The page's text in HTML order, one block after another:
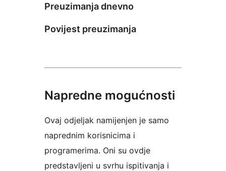
Preuzimanja dnevno
Povijest preuzimanja
Napredne mogućnosti
Ovaj odjeljak namijenjen je samo
naprednim korisnicima i
programerima. Oni su ovdje
predstavljeni u svrhu ispitivanja i